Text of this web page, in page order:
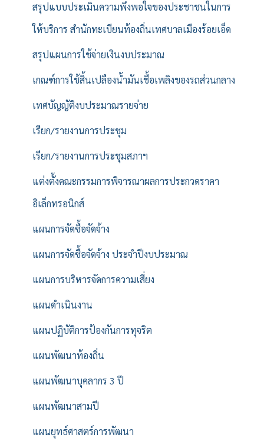
สรุปแบบประเมินความพึงพอใจของประชาชนในการ
ให้บริการ สำนักทะเบียนท้องถิ่นเทศบาลเมืองร้อยเอ็ด
สรุปแผนการใช้จ่ายเงินงบประมาณ
เกณฑ์การใช้สิ้นเปลืองน้ำมันเชื้อเพลิงของรถส่วนกลาง
เทศบัญญัติงบประมาณรายจ่าย
เรียก/รายงานการประชุม
เรียก/รายงานการประชุมสภาฯ
แต่งตั้งคณะกรรมการพิจารณาผลการประกวดราคา
อิเล็กทรอนิกส์
แผนการจัดซื้อจัดจ้าง
แผนการจัดซื้อจัดจ้าง ประจำปีงบประมาณ
แผนการบริหารจัดการความเสี่ยง
แผนดำเนินงาน
แผนปฏิบัติการป้องกันการทุจริต
แผนพัฒนาท้องถิ่น
แผนพัฒนาบุคลากร 3 ปี
แผนพัฒนาสามปี
แผนยุทธ์ศาสตร์การพัฒนา